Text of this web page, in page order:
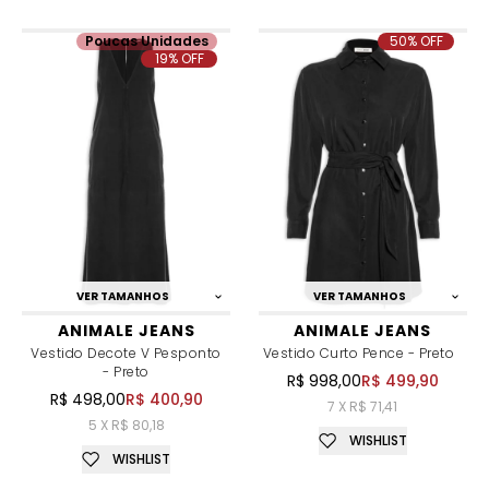
VER TAMANHOS
ANIMALE JEANS
Vestido Decote V Pesponto
- Preto
R$ 498,00R$ 400,90
5 X R$ 80,18
Poucas Unidades
19% OFF
WISHLIST
VER TAMANHOS
ANIMALE JEANS
Vestido Curto Pence - Preto
R$ 998,00R$ 499,90
7 X R$ 71,41
50% OFF
WISHLIST